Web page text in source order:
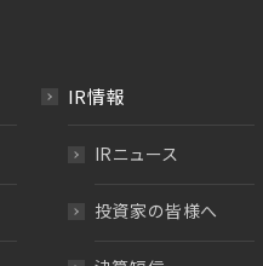
IR情報
IRニュース
投資家の皆様へ